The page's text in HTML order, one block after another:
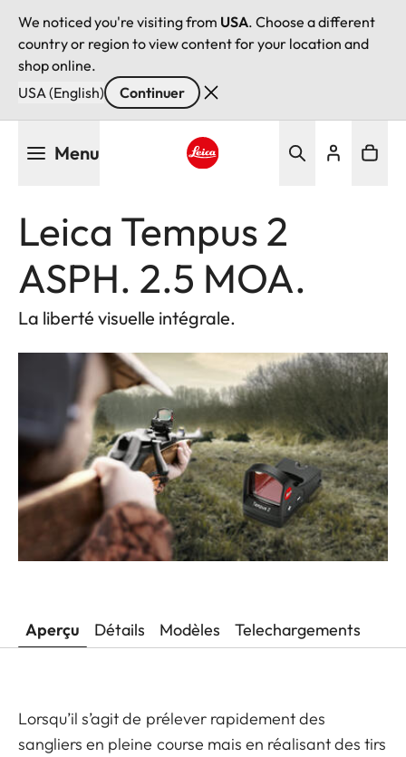
We noticed you're visiting from USA. Choose a different
country or region to view content for your location and
shop online.
USA (English)
Continuer
Menu
Leica Tempus 2
ASPH. 2.5 MOA.
La liberté visuelle intégrale.
Aperçu Détails Modèles Telechargements
Lorsqu’il s’agit de prélever rapidement des
sangliers en pleine course mais en réalisant des tirs